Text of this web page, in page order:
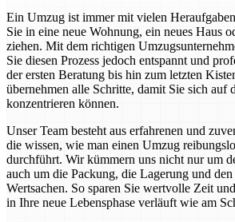
Ein Umzug ist immer mit vielen
Sie in eine neue Wohnung, ein neues Haus
ziehen. Mit dem richtigen
Sie diesen Prozess jedoch entspannt und
der ersten Beratung bis hin zum letzten
übernehmen alle Schritte, damit Sie sich auf
konzentrieren können.
Unser Team besteht aus erfahrenen und
die wissen, wie man einen Umzug
durchführt. Wir kümmern uns nicht nur um
auch um die Packung, die Lagerung und
Wertsachen. So sparen Sie wertvolle Zeit
in Ihre neue Lebensphase verläuft wie am